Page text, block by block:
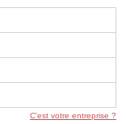
C'est votre entreprise ?